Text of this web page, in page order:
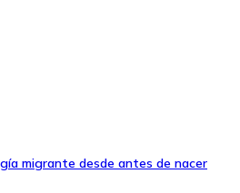
migrante desde antes de nacer